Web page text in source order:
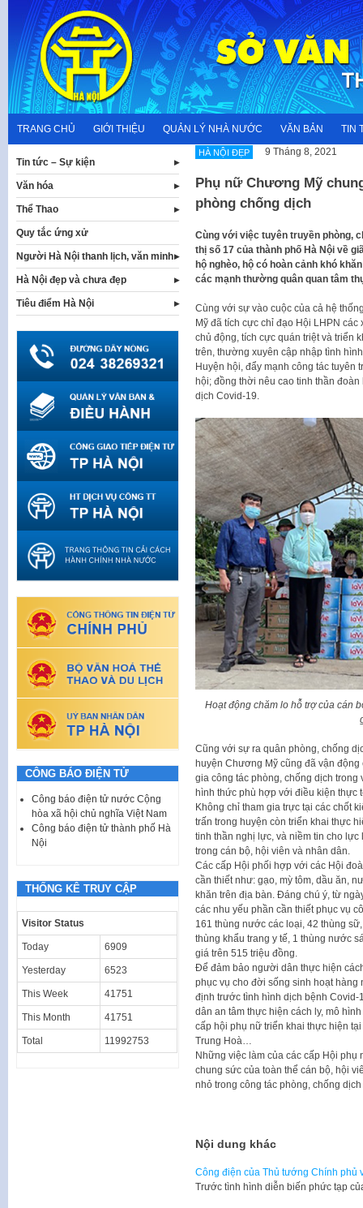
content
TRANG CHỦ GIỚI THIỆU QUẢN LÝ NHÀ NƯỚC VĂN BẢN TIN
HÀ NỘI ĐẸP 9 Tháng 8, 2021
Phụ nữ Chương Mỹ
phòng chống dịch
Cùng với việc tuyên truyền phòng,
thị số 17 của thành phố Hà Nội về
hộ nghèo, hộ có hoàn cảnh khó
các mạnh thường quân quan tâm
Cùng với sự vào cuộc của cả hệ
Mỹ đã tích cực chỉ đạo Hội LHPN
chủ động, tích cực quán triệt và triển
trên, thường xuyên cập nhập tình
Huyện hội, đẩy mạnh công tác tuyên
hội; đồng thời nêu cao tinh thần
dịch Covid-19.
Hoạt động chăm lo hỗ trợ của cán
Cũng với sự ra quân phòng, chống
huyện Chương Mỹ cũng đã vận
gia công tác phòng, chống dịch
hình thức phù hợp với điều kiện thực
Không chỉ tham gia trực tại các chốt
trấn trong huyện còn triển khai thực
tinh thần nghị lực, và niềm tin cho
trong cán bộ, hội viên và nhân dân.
Các cấp Hội phối hợp với các Hội
cần thiết như: gạo, mỳ tôm, dầu ăn,
khăn trên địa bàn. Đáng chú ý, từ
các nhu yếu phần cần thiết phục vụ
161 thùng nước các loại, 42 thùng
thùng khẩu trang y tế, 1 thùng nước
giá trên 515 triệu đồng.
Để đảm bảo người dân thực hiện
phục vụ cho đời sống sinh hoạt
định trước tình hình dịch bệnh
dân an tâm thực hiện cách ly, mô
cấp hội phụ nữ triển khai thực hiện
Trung Hoà…
Những việc làm của các cấp Hội
chung sức của toàn thể cán bộ, hội
nhỏ trong công tác phòng, chống
Nội dung khác
Công điện của Thủ tướng Chính phủ
Trước tình hình diễn biến phức tạp
Tin tức – Sự kiện
Văn hóa
Thể Thao
Quy tắc ứng xử
Người Hà Nội thanh lịch, văn minh
Hà Nội đẹp và chưa đẹp
Tiêu điểm Hà Nội
CÔNG BÁO ĐIỆN TỬ
Công báo điện tử nước Cộng
hòa xã hội chủ nghĩa Việt Nam
Công báo điện tử thành phố Hà
Nội
THỐNG KÊ TRUY CẬP
Visitor Status
Today 6909
Yesterday 6523
This Week 41751
This Month 41751
Total 11992753